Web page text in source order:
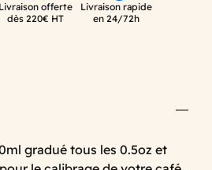
Livraison offerte
dès 220€ HT
Livraison rapide
en 24/72h
gradué tous les 0.5oz et